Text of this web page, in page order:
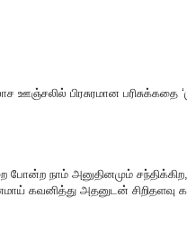
பிரசுரமான பரிசுக்கதை
நாம் அனுதினமும்
கவனித்து அதனுடன்